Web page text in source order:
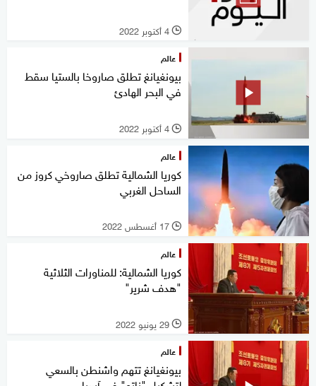
l 4 أكتوبر 2022
عالم
بيونغيانغ تطلق صاروخا بالستيا سقط
في البحر الهادئ
l 4 أكتوبر 2022
عالم
كوريا الشمالية تطلق صاروخي كروز من
الساحل الغربي
l 17 أغسطس 2022
عالم
كوريا الشمالية: للمناورات الثلاثية
"هدف شرير"
l 29 يونيو 2022
عالم
بيونغيانغ تتهم واشنطن بالسعي